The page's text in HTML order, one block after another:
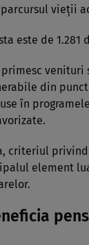
vieții
este de 1.281
venituri
din
în
criteriul
element